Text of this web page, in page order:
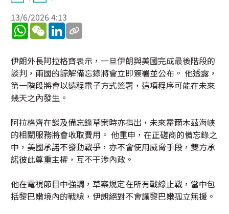
13/6/2026 4:13
WhatsApp
WeChatLinkedIn
伊朗外長阿拉格齊表示，一旦伊朗與美國完成最後階段的
談判，兩國的諒解備忘錄將會立即簽署並公布。 他透露，
第一階段將會以遠程電子方式簽署，這項程序可能在未來
幾天之內發生。
阿拉格齊在談及備忘錄草案時亦指出，未來霍爾木茲海峽
的相關服務將會收取費用。 他重申，在正磋商的備忘錄之
中，美國承諾不發動戰爭，亦不會使用威脅手段，雙方承
諾彼此尊重主權，互不干涉內政。
他在電視節目中強調，草案規定在所有戰線止戰，當中包
括黎巴嫩境內的戰線，伊朗絕對不會讓黎巴嫩孤立無援。